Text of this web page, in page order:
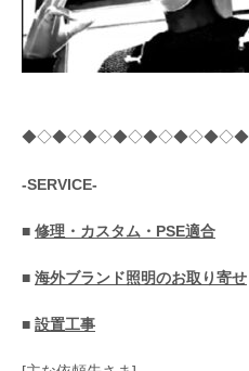
-SERVICE-
■ 修理・カスタム・PSE適合
■ 海外ブランド照明のお取り寄せ
■ 設置工事